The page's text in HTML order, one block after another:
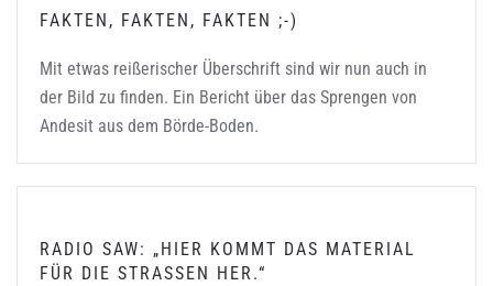
FAKTEN, FAKTEN, FAKTEN ;-)
Mit etwas reißerischer Überschrift sind wir nun auch in
der Bild zu finden. Ein Bericht über das Sprengen von
Andesit aus dem Börde-Boden.
RADIO SAW: „HIER KOMMT DAS MATERIAL
FÜR DIE STRASSEN HER.“